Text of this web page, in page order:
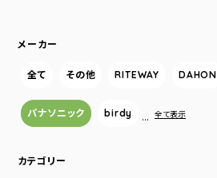
メーカー
全て その他 RITEWAY DAHON
パナソニック birdy … 全て表示
カテゴリー